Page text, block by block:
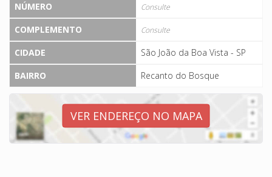
NÚMERO Consulte
COMPLEMENTO Consulte
CIDADE
São João da Boa Vista - SP
BAIRRO
Recanto do Bosque
VER ENDEREÇO NO MAPA